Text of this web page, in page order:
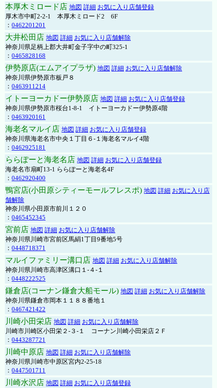
本厚木ミロード店 地図 詳細 お気に入り店舗登録
厚木市中町2-2-1 本厚木ミロード2 6F
： 0462201201
大井松田店 地図 詳細 お気に入り店舗解除
神奈川県足柄上郡大井町金子字中の町325-1
： 0465828168
伊勢原店(エムアイプラザ) 地図 詳細 お気に入り店舗解除
神奈川県伊勢原市板戸８
： 0463911214
イトーヨーカドー伊勢原店 地図 詳細 お気に入り店舗登録
神奈川県伊勢原市桜台1-8-1 イトーヨーカドー伊勢原4階
： 0463920161
海老名マルイ店 地図 詳細 お気に入り店舗登録
神奈川県海老名市中央１丁目６-１海老名マルイ4階
： 0462925181
ららぽーと海老名店 地図 詳細 お気に入り店舗登録
海老名市扇町13-1 ららぽーと海老名4F
： 0462920400
鴨宮店(小田原シティーモールフレスポ) 地図 詳細 お気に入り店
舗解除
神奈川県小田原市前川１２０
： 0465452345
宮前店 地図 詳細 お気に入り店舗解除
神奈川県川崎市宮前区馬絹1丁目9番地5号
： 0448718371
マルイファミリー溝口店 地図 詳細 お気に入り店舗解除
神奈川県川崎市高津区溝口１-４-１
： 0448222525
鎌倉店(コーナン鎌倉大船モール) 地図 詳細 お気に入り店舗解除
神奈川県鎌倉市岡本１１８８番地１
： 0467421422
川崎小田栄店 地図 詳細 お気に入り店舗解除
川崎市川崎区小田栄２‐３‐１ コーナン川崎小田栄店２Ｆ
： 0443287721
川崎中原店 地図 詳細 お気に入り店舗解除
神奈川県川崎市中原区宮内2-25-18
： 0447501711
川崎水沢店 地図 詳細 お気に入り店舗登録